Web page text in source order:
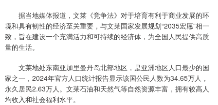
据当地媒体报道，文莱《竞争法》对于培育有利于商业发展的环
境和具有韧性的经济至关重要，与文莱国家发展规划“2035宏愿”相一
致，旨在建设一个充满活力和可持续的经济体，为全国人民提供高质
量的生活。
文莱地处东南亚加里曼丹岛北部地区，是亚洲地区人口最少的国
家之一，2024年官方人口统计报告显示该国公民人数为34.65万人，
永久居民2.63万人。文莱石油和天然气等自然资源丰富，拥有较高人
均收入和社会福利水平。